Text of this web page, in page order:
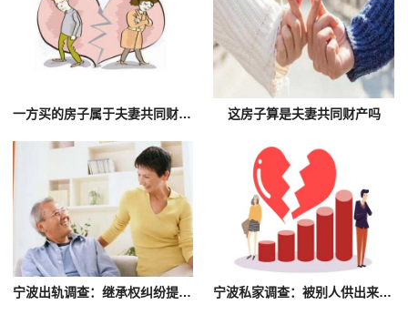
一方买的房子属于夫妻共同财产吗 这房子算是夫妻共同财产吗
宁波出轨调查：继承权纠纷提起诉讼的时间是多久 宁波私家调查：被别人供出来但没有证据会怎样处理